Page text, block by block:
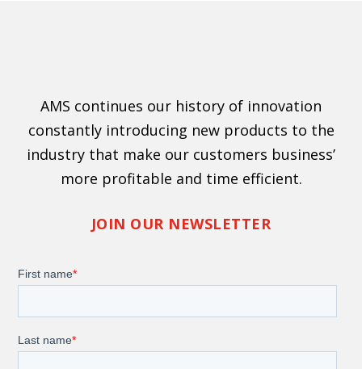
AMS continues our history of innovation
constantly introducing new products to the
industry that make our customers business’
more profitable and time efficient.
JOIN OUR NEWSLETTER